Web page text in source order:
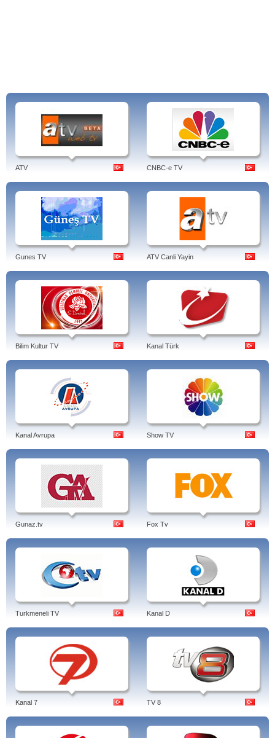
ATV CNBC-e TV
Gunes TV ATV Canli Yayin
Bilim Kultur TV Kanal Türk
Kanal Avrupa Show TV
Gunaz.tv Fox Tv
Turkmeneli TV Kanal D
Kanal 7 TV 8